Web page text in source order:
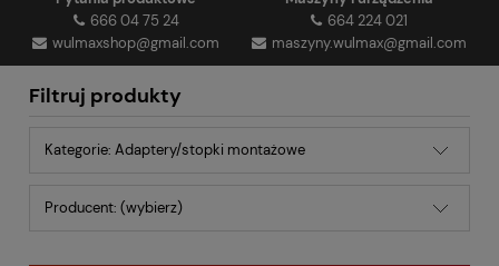
666 04 75 24
wulmaxshop@gmail.com
664 224 021
maszyny.wulmax@gmail.com
Filtruj produkty
Kategorie: Adaptery/stopki montażowe
Producent: (wybierz)